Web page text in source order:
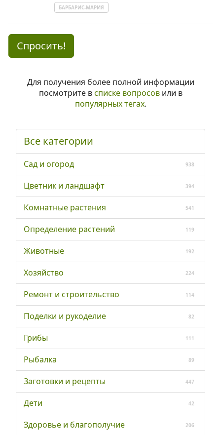
БАРБАРИС-МАРИЯ
Спросить!
Для получения более полной информации
посмотрите всписке вопросовили в
популярных тегах.
Все категории
Сад и огород 938
Цветник и ландшафт 394
Комнатные растения 541
Определение растений 119
Животные 192
Хозяйство 224
Ремонт и строительство 114
Поделки и рукоделие 82
Грибы 111
Рыбалка 89
Заготовки и рецепты 447
Дети 42
Здоровье и благополучие 206